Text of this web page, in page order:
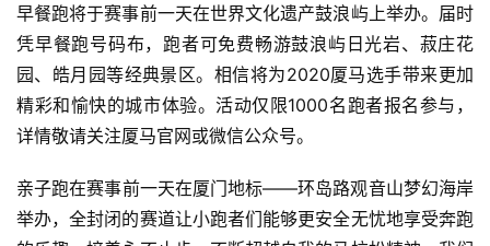
早餐跑将于赛事前一天在世界文化遗产鼓浪屿上举办。届时
凭早餐跑号码布，跑者可免费畅游鼓浪屿日光岩、菽庄花
园、皓月园等经典景区。相信将为2020厦马选手带来更加
精彩和愉快的城市体验。活动仅限1000名跑者报名参与，
详情敬请关注厦马官网或微信公众号。
亲子跑在赛事前一天在厦门地标——环岛路观音山梦幻海岸
举办，全封闭的赛道让小跑者们能够更安全无忧地享受奔跑